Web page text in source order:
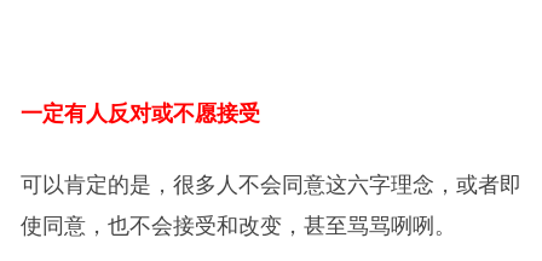
一定有人反对或不愿接受
可以肯定的是，很多人不会同意这六字理念，或者即
使同意，也不会接受和改变，甚至骂骂咧咧。